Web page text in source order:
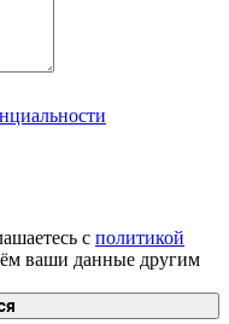
с политикой
ваши данные другим